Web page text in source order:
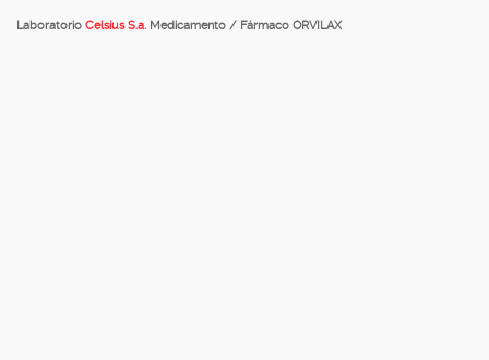
Laboratorio Celsius S.a. Medicamento / Fármaco ORVILAX